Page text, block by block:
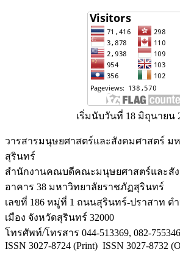
เริ่มนับวันที่ 18 มิถุนายน
วารสารมนุษยศาสตร์และสังคมศาสตร์ ม
สุรินทร์
สำนักงานคณบดีคณะมนุษยศาสตร์และสัง
อาคาร 38 มหาวิทยาลัยราชภัฏสุรินทร์
เลขที่ 186 หมู่ที่ 1 ถนนสุรินทร์-ปราสาท ต
เมือง จังหวัดสุรินทร์ 32000
โทรศัพท์/โทรสาร 044-513369, 082-
ISSN 3027-8724 (Print) ISSN 3027-8732